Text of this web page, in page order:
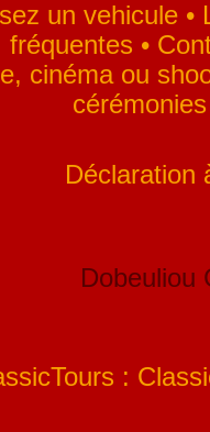
un vehicule•
fréquentes •
cinéma ou
cérémonies
Déclaration
Dobeuliou
: